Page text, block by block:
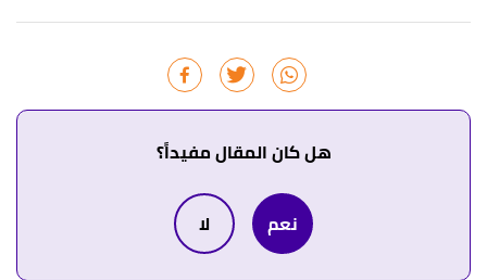
↑[ابن غَنَّام، إبراهيم]،كتاب تعبير الرؤيا مخطوط، صفحة
"مدى علاقة تفسير الحلم بوقوعه"
↑رواه الإمام مسلم، في صحيح مسلم، عن جابر بن عبد
هل كان المقال مفيداً؟
نعم لا